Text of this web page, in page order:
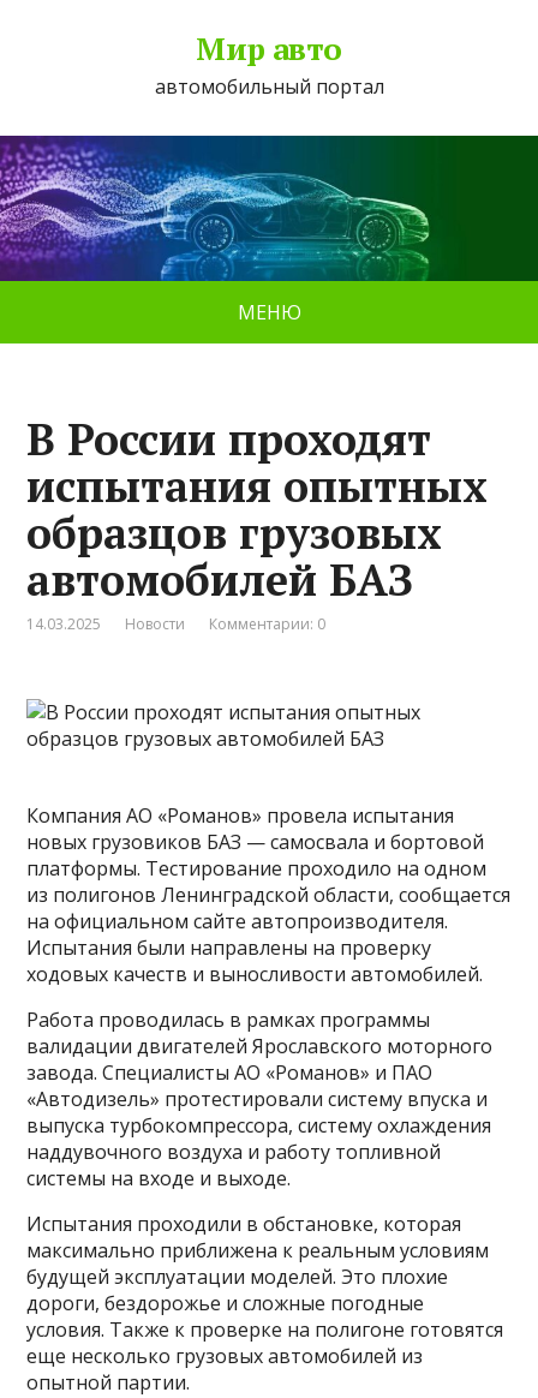
Мир авто
автомобильный портал
МЕНЮ
В России проходят
испытания опытных
образцов грузовых
автомобилей БАЗ
14.03.2025 Новости Комментарии: 0
Компания АО «Романов» провела испытания
новых грузовиков БАЗ — самосвала и бортовой
платформы. Тестирование проходило на одном
из полигонов Ленинградской области, сообщается
на официальном сайте автопроизводителя.
Испытания были направлены на проверку
ходовых качеств и выносливости автомобилей.
Работа проводилась в рамках программы
валидации двигателей Ярославского моторного
завода. Специалисты АО «Романов» и ПАО
«Автодизель» протестировали систему впуска и
выпуска турбокомпрессора, систему охлаждения
наддувочного воздуха и работу топливной
системы на входе и выходе.
Испытания проходили в обстановке, которая
максимально приближена к реальным условиям
будущей эксплуатации моделей. Это плохие
дороги, бездорожье и сложные погодные
условия. Также к проверке на полигоне готовятся
еще несколько грузовых автомобилей из
опытной партии.